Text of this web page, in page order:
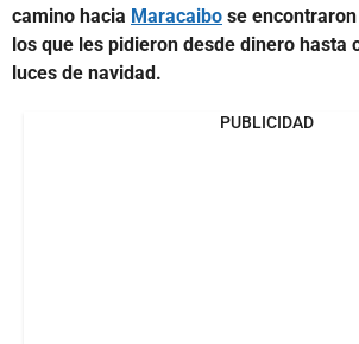
camino hacia Maracaibo se
los que les pidieron desde dinero hasta
luces de navidad.
PUBLICIDAD